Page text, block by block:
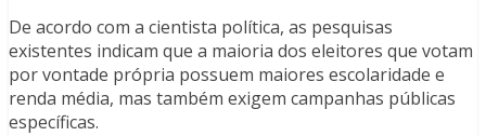
De acordo com a cientista política, as pesquisas
existentes indicam que a maioria dos eleitores que votam
por vontade própria possuem maiores escolaridade e
renda média, mas também exigem campanhas públicas
específicas.